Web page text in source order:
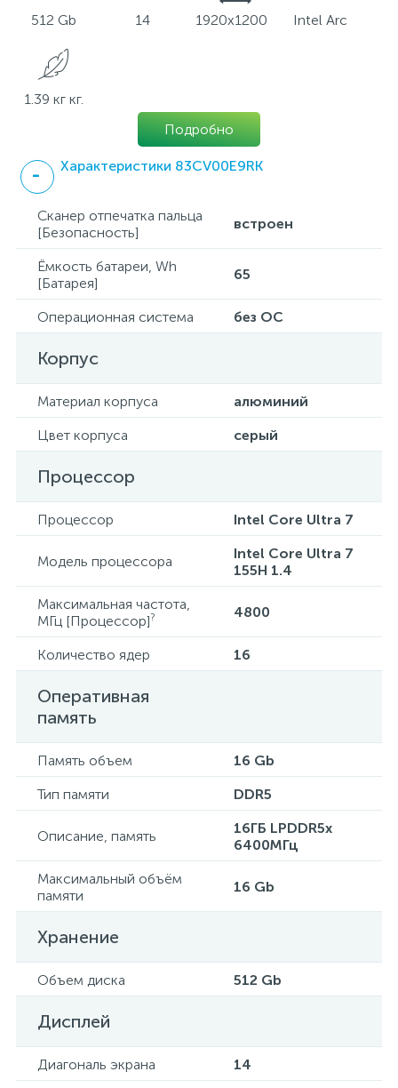
512 Gb 14 1920x1200 Intel Arc
1.39 кг кг.
Подробно
Характеристики 83CV00E9RK
Сканер отпечатка пальца
[Безопасность]
встроен
Ёмкость батареи, Wh
[Батарея]
65
Операционная система без ОС
Корпус
Материал корпуса
алюминий
Цвет корпуса
серый
Процессор
Процессор Intel Core Ultra 7
Модель процессора
Intel Core Ultra 7
155H 1.4
Максимальная частота,
МГц [Процессор]? 4800
Количество ядер 16
Оперативная
память
Память объем
16 Gb
Тип памяти
DDR5
Описание, память
16ГБ LPDDR5x
6400МГц
Максимальный объём
памяти
16 Gb
Хранение
Объем диска 512 Gb
Дисплей
Диагональ экрана 14